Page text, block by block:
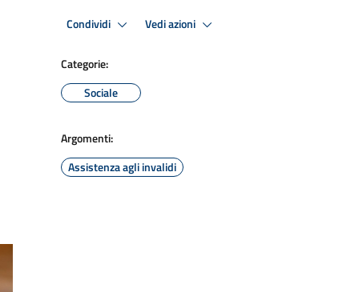
Condividi Vedi azioni
Categorie:
Sociale
Argomenti:
Assistenza agli invalidi